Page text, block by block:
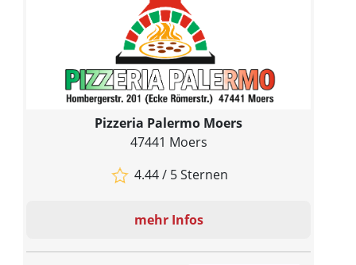
Pizzeria Palermo Moers
47441 Moers
4.44 / 5 Sternen
mehr Infos